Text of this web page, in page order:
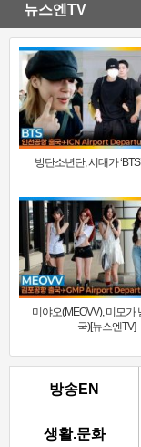
뉴스엔TV
방탄소년단, 시대가 ‘BTS’
미야오(MEOVV), 미모가
국)[뉴스엔TV]
방송EN
생활.문화